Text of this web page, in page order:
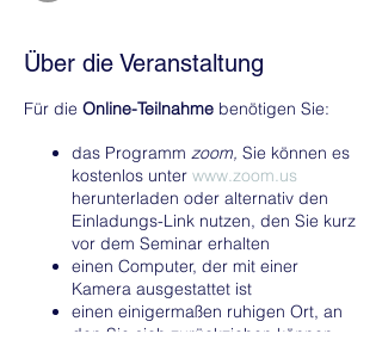
Über die Veranstaltung
Für die Online-Teilnahme benötigen Sie:
das Programm zoom, Sie können es
kostenlos unter www.zoom.us
herunterladen oder alternativ den
Einladungs-Link nutzen, den Sie kurz
vor dem Seminar erhalten
einen Computer, der mit einer
Kamera ausgestattet ist
einen einigermaßen ruhigen Ort, an
den Sie sich zurückziehen können